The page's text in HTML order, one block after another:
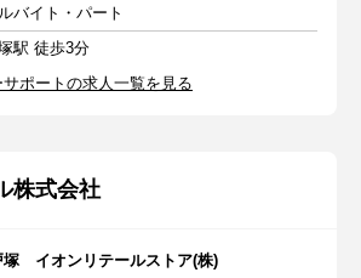
バイト・パート
駅 徒歩3分
ポートの求人一覧を見る
株式会社
塚 イオンリテールストア(株)